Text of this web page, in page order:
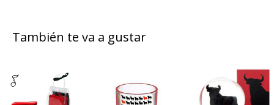
También te va a gustar